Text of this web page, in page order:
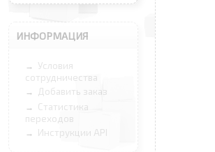
ИНФОРМАЦИЯ
→
Условия
сотрудничества
→ Добавить заказ
→
Статистика
переходов
→ Инструкции API